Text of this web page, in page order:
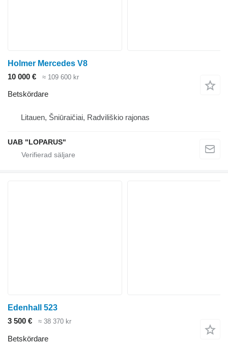
Holmer Mercedes V8
10 000 €
≈ 109 600 kr
Betskördare
Litauen, Šniūraičiai, Radviliškio rajonas
UAB "LOPARUS"
Edenhall 523
3 500 €
≈ 38 370 kr
Betskördare